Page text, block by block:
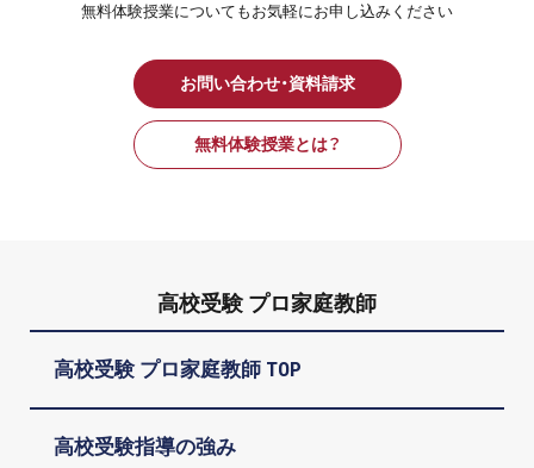
無料体験授業についてもお気軽にお申し込みください
お問い合わせ・資料請求
無料体験授業とは？
高校受験 プロ家庭教師
高校受験 プロ家庭教師 TOP
高校受験指導の強み